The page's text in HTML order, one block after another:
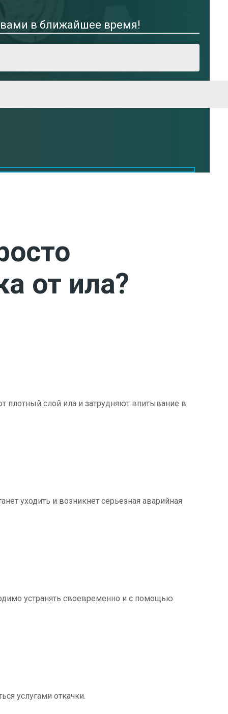
в ближайшее время!
от ила?
плотный слой ила и затрудняют впитывание в
уходить и возникнет серьезная аварийная
устранять своевременно и с помощью
услугами откачки.